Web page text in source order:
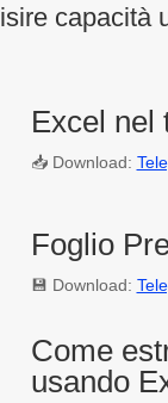
capacità
Excel nel
📥 Download:
Foglio
💾 Download:
Come
usando